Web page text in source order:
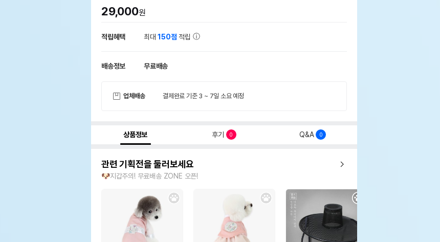
29,000원
적립혜택 최대150점 적립
배송정보 무료배송
업체배송 결제완료 기준 3 ~ 7일 소요 예정
상품정보 후기 0 Q&A 0
관련 기획전을 둘러보세요
🐶지갑주의! 무료배송 ZONE 오픈!